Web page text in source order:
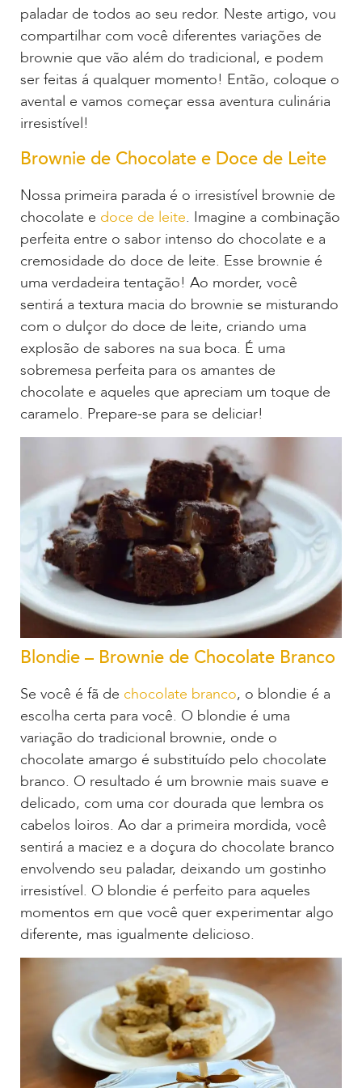
paladar de todos ao seu redor. Neste artigo, vou
compartilhar com você diferentes variações de
brownie que vão além do tradicional, e podem
ser feitas á qualquer momento! Então, coloque o
avental e vamos começar essa aventura culinária
irresistível!
Brownie de Chocolate e Doce de Leite
Nossa primeira parada é o irresistível brownie de
chocolate e doce de leite. Imagine a combinação
perfeita entre o sabor intenso do chocolate e a
cremosidade do doce de leite. Esse brownie é
uma verdadeira tentação! Ao morder, você
sentirá a textura macia do brownie se misturando
com o dulçor do doce de leite, criando uma
explosão de sabores na sua boca. É uma
sobremesa perfeita para os amantes de
chocolate e aqueles que apreciam um toque de
caramelo. Prepare-se para se deliciar!
Blondie – Brownie de Chocolate Branco
Se você é fã de chocolate branco, o blondie é a
escolha certa para você. O blondie é uma
variação do tradicional brownie, onde o
chocolate amargo é substituído pelo chocolate
branco. O resultado é um brownie mais suave e
delicado, com uma cor dourada que lembra os
cabelos loiros. Ao dar a primeira mordida, você
sentirá a maciez e a doçura do chocolate branco
envolvendo seu paladar, deixando um gostinho
irresistível. O blondie é perfeito para aqueles
momentos em que você quer experimentar algo
diferente, mas igualmente delicioso.